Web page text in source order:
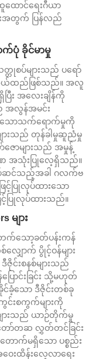
ထူထောင်ရေးဂီယာ
းအတွက် ပြန်လည်
က်ပုံ ခိုင်မာမှု
စပ်များသည် ပရော်
ထည်ဖြစ်သည်။ အလူ
ြီး အလေးချိန်ကို
အလွန်အမင်း
သောသက်ရောက်မှုကို
ားသည် တုန်ခါမှုဆူညံမှု
ောများသည် အမှုန့်
ဏ အသုံးပြုလေ့ရှိသည်။
ပ်ဆင်သည့်အခါ ဂလက်ဗ
င့်ပြုလုပ်ထားသော
ပြုလုပ်ထားသည်။
များ
က်သော့ခတ်ပန်းကန်
ောက် ပွိုင့်ဝန်များ
ဇိုင်းစနစ်များသည်
ြောင်းခြင်း သို့မဟုတ်
ခံ့သော ဒီဇိုင်းတစ်ခု
ကွင်းစကွက်များကို
ားသည် ယာဉ်တိုက်မှု
ာ်တဆ လွှတ်တင်ခြင်း
ာက်မရှိသော ပစ္စည်း
ေးထိန်းလေ့လာရေး